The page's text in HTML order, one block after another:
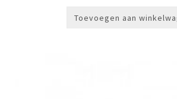
Toevoegen aan